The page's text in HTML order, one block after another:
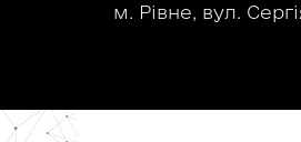
м. Рівне, вул.